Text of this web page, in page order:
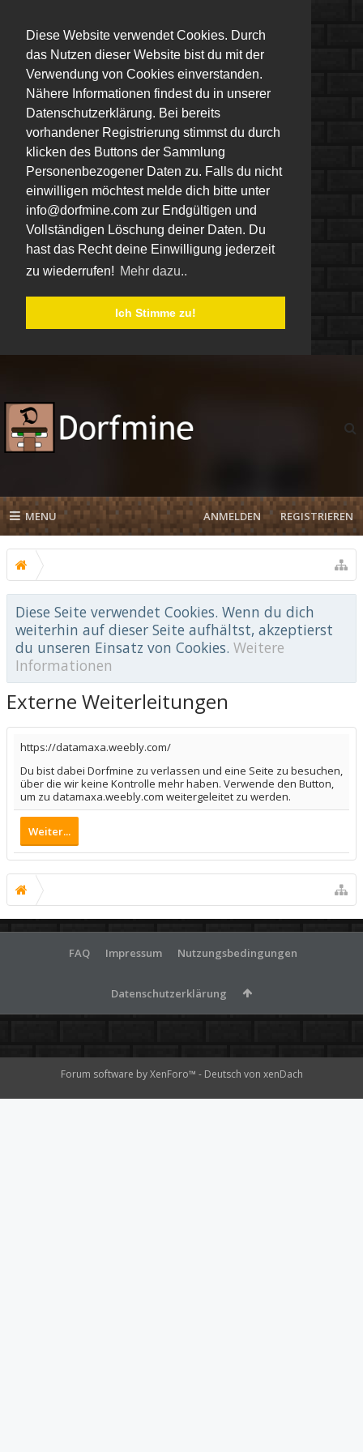
Diese Website verwendet Cookies. Durch
das Nutzen dieser Website bist du mit der
Verwendung von Cookies einverstanden.
Nähere Informationen findest du in unserer
Datenschutzerklärung. Bei bereits
vorhandener Registrierung stimmst du durch
klicken des Buttons der Sammlung
Personenbezogener Daten zu. Falls du nicht
einwilligen möchtest melde dich bitte unter
info@dorfmine.com zur Endgültigen und
Vollständigen Löschung deiner Daten. Du
hast das Recht deine Einwilligung jederzeit
zu wiederrufen! Mehr dazu..
Ich Stimme zu!
MENU ANMELDEN REGISTRIEREN
Diese Seite verwendet Cookies. Wenn du dich
weiterhin auf dieser Seite aufhältst, akzeptierst
du unseren Einsatz von Cookies. Weitere
Informationen
Externe Weiterleitungen
https://datamaxa.weebly.com/
Du bist dabei Dorfmine zu verlassen und eine Seite zu besuchen,
über die wir keine Kontrolle mehr haben. Verwende den Button,
um zu datamaxa.weebly.com weitergeleitet zu werden.
Weiter...
FAQ Impressum Nutzungsbedingungen
Datenschutzerklärung
Forum software by XenForo™ - Deutsch von xenDach